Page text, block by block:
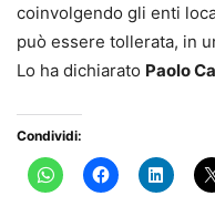
coinvolgendo gli enti
può essere tollerata, in
Lo ha dichiarato Paolo
Condividi: